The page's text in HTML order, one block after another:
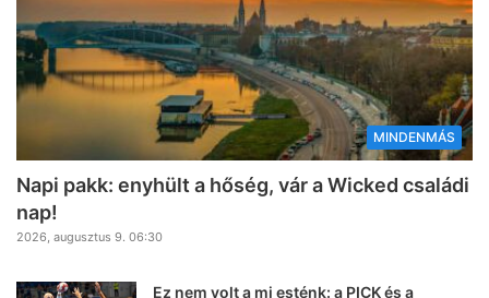
MINDENMÁS
Napi pakk: enyhült a hőség, vár a Wicked családi
nap!
2026, augusztus 9. 06:30
Ez nem volt a mi esténk: a PICK és a